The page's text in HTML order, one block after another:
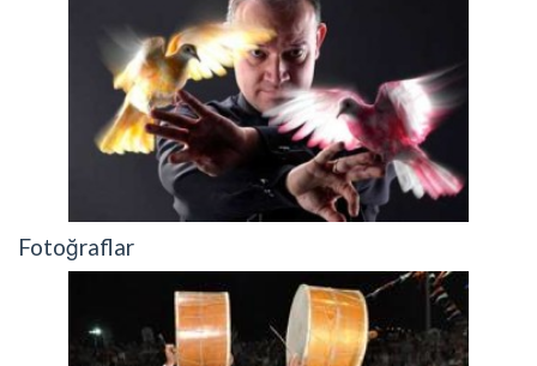
Fotoğraflar